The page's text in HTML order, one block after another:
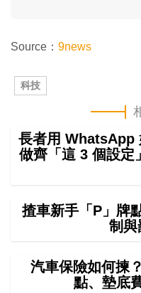
Source： 9news
科技
長者用 WhatsApp
做齊「這 3 個設定
揸車新手「P」牌
制與
汽車保險如何揀
點、墊底